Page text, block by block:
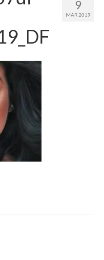
9
MAR 2019